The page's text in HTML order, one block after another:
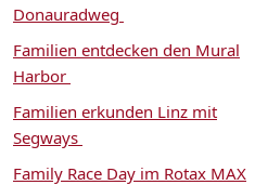
Donauradweg
Familien entdecken den Mural
Harbor
Familien erkunden Linz mit
Segways
Family Race Day im Rotax MAX